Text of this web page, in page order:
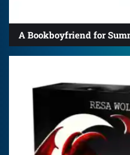
A Bookboyfriend for